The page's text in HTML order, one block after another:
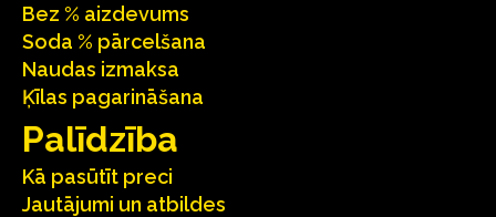
Bez % aizdevums
Soda % pārcelšana
Naudas izmaksa
Ķīlas pagarināšana
Palīdzība
Kā pasūtīt preci
Jautājumi un atbildes